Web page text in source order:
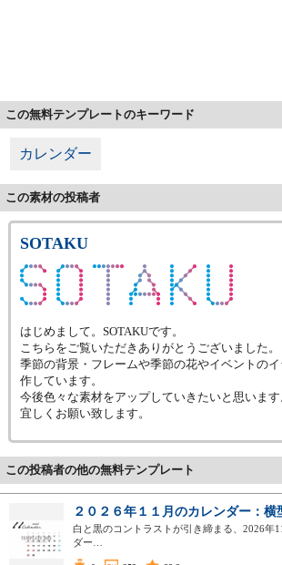
この無料テンプレートのキーワード
カレンダー
この素材の投稿者
SOTAKU
はじめまして。SOTAKUです。
こちらをご覧いただきありがとうございました。
季節の背景・フレームや季節の花やイベントの
作しています。
今後色々な素材をアップしていきたいと思います
宜しくお願い致します。
この投稿者の他の無料テンプレート
２０２６年１１月のカレンダー：横
白と黒のコントラストが引き締まる、2026年
ダー…